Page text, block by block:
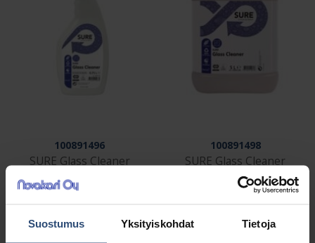
Suostumus Yksityiskohdat Tietoja
100891496
SURE Glass Cleaner
Lasi- ja kovien pintojen
puhdistusaine 750 ml
100891498
SURE Glass Cleaner
Lasi- ja kovien pintojen
puhdistusaine 5 L